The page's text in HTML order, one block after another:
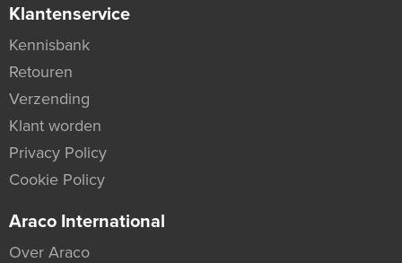
Klantenservice
Kennisbank
Retouren
Verzending
Klant worden
Privacy Policy
Cookie Policy
Araco International
Over Araco